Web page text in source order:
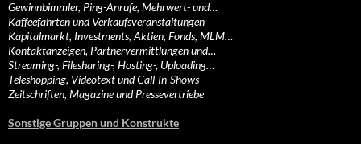
Gewinnbimmler, Ping-Anrufe, Mehrwert- und…
Kaffeefahrten und Verkaufsveranstaltungen
Kapitalmarkt, Investments, Aktien, Fonds, MLM…
Kontaktanzeigen, Partnervermittlungen und…
Streaming-, Filesharing-, Hosting-, Uploading…
Teleshopping, Videotext und Call-In-Shows
Zeitschriften, Magazine und Pressevertriebe
Sonstige Gruppen und Konstrukte